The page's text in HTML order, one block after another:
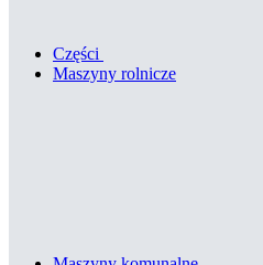
Części
Maszyny rolnicze